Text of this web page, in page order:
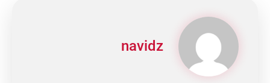
navidz